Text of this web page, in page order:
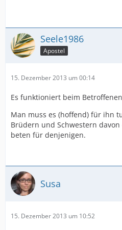
Seele1986
Apostel
15. Dezember 2013 um 00:14
Es funktioniert beim
Man muss es (hoffend) für ihn
Brüdern und Schwestern
beten für denjenigen.
Susa
15. Dezember 2013 um 10:52